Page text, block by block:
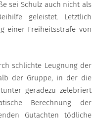
sei Schulz auch nicht als
geleistet. Letztlich
einer Freiheitsstrafe von
schlichte Leugnung der
der Gruppe, in der die
geradezu zelebriert
Berechnung der
Gutachten tödliche